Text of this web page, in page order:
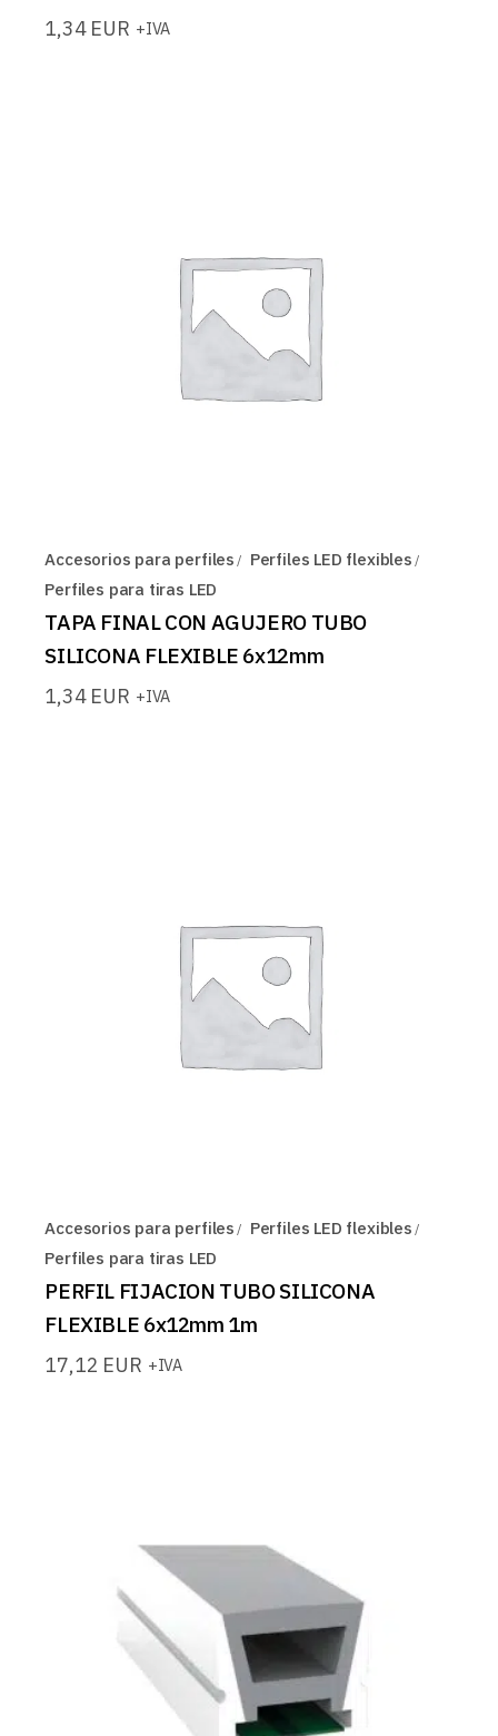
1,34 EUR +IVA
Accesorios para perfiles
Perfiles LED flexibles
Perfiles para tiras LED
TAPA FINAL CON AGUJERO TUBO
SILICONA FLEXIBLE 6x12mm
1,34 EUR +IVA
Accesorios para perfiles
Perfiles LED flexibles
Perfiles para tiras LED
PERFIL FIJACION TUBO SILICONA
FLEXIBLE 6x12mm 1m
17,12 EUR +IVA